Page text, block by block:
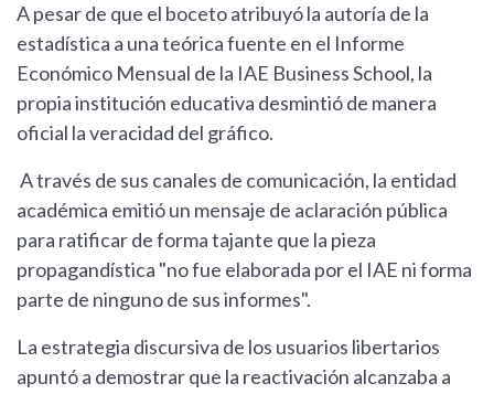
A pesar de que el boceto atribuyó la autoría de la
estadística a una teórica fuente en el Informe
Económico Mensual de la IAE Business School, la
propia institución educativa desmintió de manera
oficial la veracidad del gráfico.
A través de sus canales de comunicación, la entidad
académica emitió un mensaje de aclaración pública
para ratificar de forma tajante que la pieza
propagandística "no fue elaborada por el IAE ni forma
parte de ninguno de sus informes".
La estrategia discursiva de los usuarios libertarios
apuntó a demostrar que la reactivación alcanzaba a